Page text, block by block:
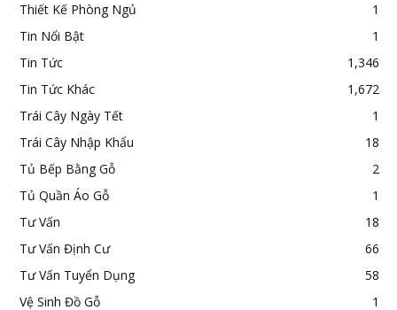
Thiết Kế Phòng Ngủ
1
Tin Nổi Bật
1
Tin Tức
1,346
Tin Tức Khác
1,672
Trái Cây Ngày Tết
1
Trái Cây Nhập Khẩu
18
Tủ Bếp Bằng Gỗ
2
Tủ Quần Áo Gỗ
1
Tư Vấn
18
Tư Vấn Định Cư
66
Tư Vấn Tuyển Dụng
58
Vệ Sinh Đồ Gỗ
1